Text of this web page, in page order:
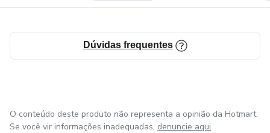
Dúvidas frequentes
O conteúdo deste produto não representa a opinião da Hotmart.
Se você vir informações inadequadas, denuncie aqui